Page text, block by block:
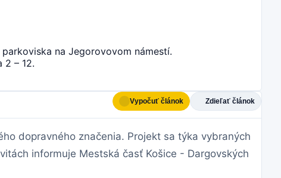
na Jegorovovom námestí.
2 – 12.
Vypočuť článok Zdieľať článok
dopravného značenia. Projekt sa týka vybraných
informuje Mestská časť Košice - Dargovských